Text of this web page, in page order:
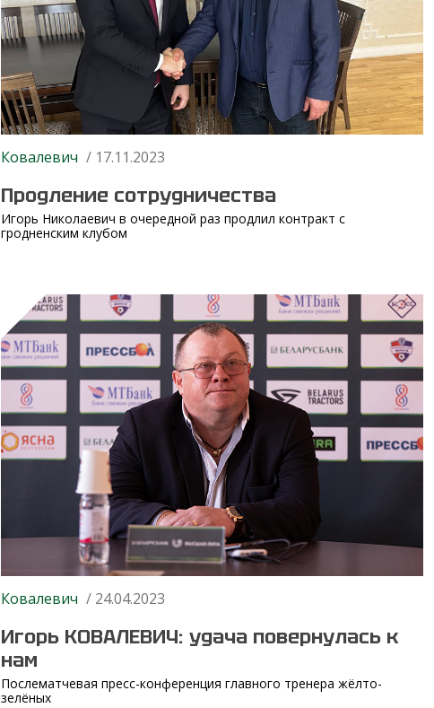
Ковалевич / 17.11.2023
Продление сотрудничества
Игорь Николаевич в очередной раз продлил контракт с
гродненским клубом
Ковалевич / 24.04.2023
Игорь КОВАЛЕВИЧ: удача повернулась к
нам
Послематчевая пресс-конференция главного тренера жёлто-
зелёных